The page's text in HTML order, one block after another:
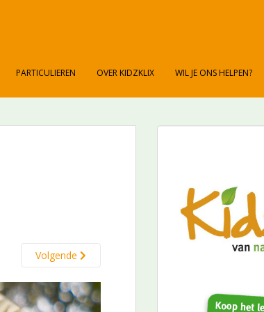
PARTICULIEREN OVER KIDZKLIX WIL JE ONS HELPEN?
Volgende